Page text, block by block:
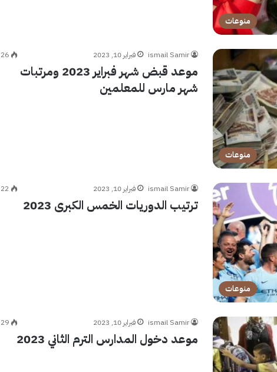
منوعات
منوعات
ismail Samir فبراير 10, 2023 26
موعد قبض شهر فبراير 2023 ومرتبات
شهر مارس للمعلمين
منوعات
ismail Samir فبراير 10, 2023 22
ترتيب الدوريات الخمس الكبرى 2023
ismail Samir فبراير 10, 2023 29
موعد دخول المدارس الترم الثاني 2023